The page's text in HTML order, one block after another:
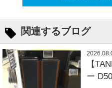
関連するブログ
【
ー